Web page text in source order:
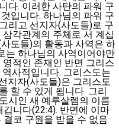
다. 이러한 사탄의 파워 구
입니다. 하나님의 파워 구
리고 선지자(사도들)로 구
각관계의 주체로 서 계십
도들)의 활동과 사역은 하
는 하나님의 사역이어야만
적인 존재인 반면 그리스
사적입니다. 그리스도는
지자(사도들)은 그리스도
할 수 있게 됩니다. 그리
시인 새 예루살렘의 이름
니다(22:4). 반면에 이마
코 구원을 받을 수 없음